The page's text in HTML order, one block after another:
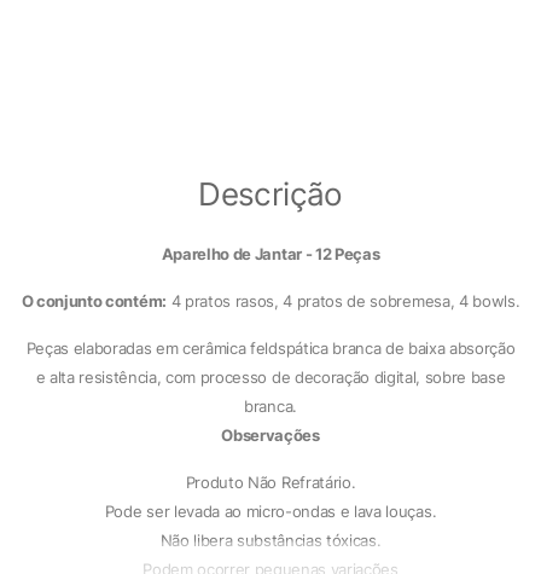
Descrição
Aparelho de Jantar - 12 Peças
O conjunto contém: 4 pratos rasos, 4 pratos de sobremesa, 4 bowls.
Peças elaboradas em cerâmica feldspática branca de baixa absorção
e alta resistência, com processo de decoração digital, sobre base
branca.
Observações
Produto Não Refratário.
Pode ser levada ao micro-ondas e lava louças.
Não libera substâncias tóxicas.
Podem ocorrer pequenas variações